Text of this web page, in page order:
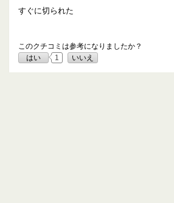
すぐに切られた
このクチコミは参考になりましたか？
はい
1 いいえ